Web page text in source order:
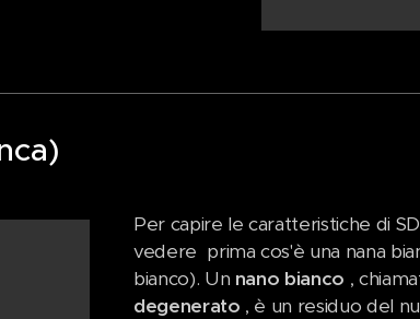
Per capire le caratteristiche di
vedere prima cos'è una nana
bianco). Un nano bianco ,
degenerato , è un residuo del